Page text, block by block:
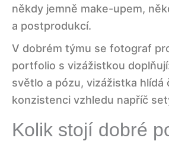
někdy jemně make-upem,
a postprodukcí.
V dobrém týmu se fotograf
portfolio s vizážistkou
světlo a pózu, vizážistka hlídá
konzistenci vzhledu napříč
Kolik stojí dobré